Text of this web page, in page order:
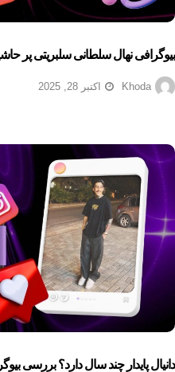
بیوگرافی نهال سلطانی سلبریتی پر
Khoda اکتبر 28, 2025
دانیال پایدار چند سال دارد؟ بررسی